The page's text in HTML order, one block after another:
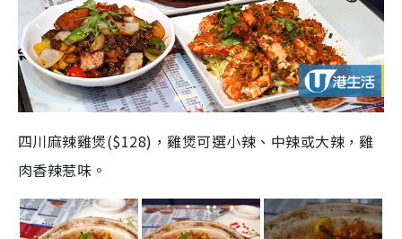
四川麻辣雞煲($128)，雞煲可選小辣、中辣或大辣，雞
肉香辣惹味。